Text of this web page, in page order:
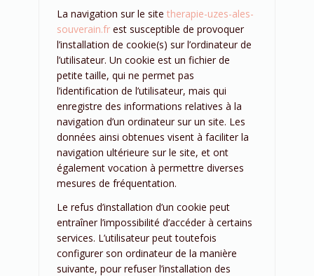
La navigation sur le site therapie-uzes-ales-
souverain.fr est susceptible de provoquer
l’installation de cookie(s) sur l’ordinateur de
l’utilisateur. Un cookie est un fichier de
petite taille, qui ne permet pas
l’identification de l’utilisateur, mais qui
enregistre des informations relatives à la
navigation d’un ordinateur sur un site. Les
données ainsi obtenues visent à faciliter la
navigation ultérieure sur le site, et ont
également vocation à permettre diverses
mesures de fréquentation.
Le refus d’installation d’un cookie peut
entraîner l’impossibilité d’accéder à certains
services. L’utilisateur peut toutefois
configurer son ordinateur de la manière
suivante, pour refuser l’installation des